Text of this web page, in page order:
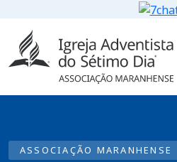
ASSOCIAÇÃO MARANHENSE